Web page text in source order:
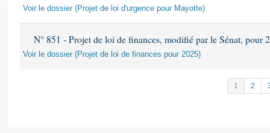
Voir le dossier (Projet de loi d'urgence pour Mayotte)
N° 851 - Projet de loi de finances, modifié par le Sénat, pour
Voir le dossier (Projet de loi de finances pour 2025)
1 2